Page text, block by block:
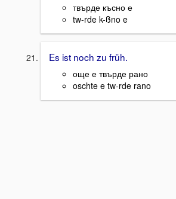
твърде късно е
tw-rde k-ßno e
Es ist noch zu früh.
още е твърде рано
oschte e tw-rde rano